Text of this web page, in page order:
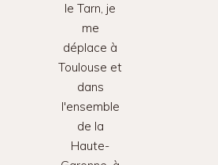
le Tarn, je
me
déplace à
Toulouse et
dans
l'ensemble
de la
Haute-